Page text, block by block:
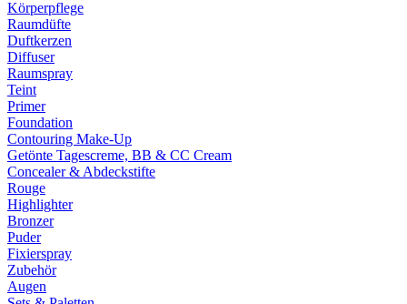
Körperpflege
Raumdüfte
Duftkerzen
Diffuser
Raumspray
Teint
Primer
Foundation
Contouring Make-Up
Getönte Tagescreme, BB & CC Cream
Concealer & Abdeckstifte
Rouge
Highlighter
Bronzer
Puder
Fixierspray
Zubehör
Augen